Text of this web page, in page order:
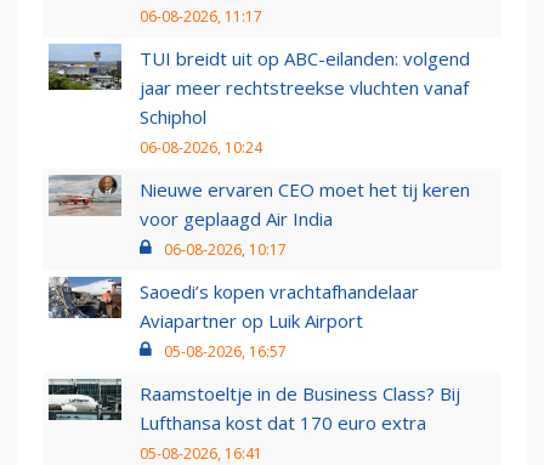
06-08-2026, 11:17
TUI breidt uit op ABC-eilanden: volgend
jaar meer rechtstreekse vluchten vanaf
Schiphol
06-08-2026, 10:24
Nieuwe ervaren CEO moet het tij keren
voor geplaagd Air India
06-08-2026, 10:17
Saoedi’s kopen vrachtafhandelaar
Aviapartner op Luik Airport
05-08-2026, 16:57
Raamstoeltje in de Business Class? Bij
Lufthansa kost dat 170 euro extra
05-08-2026, 16:41